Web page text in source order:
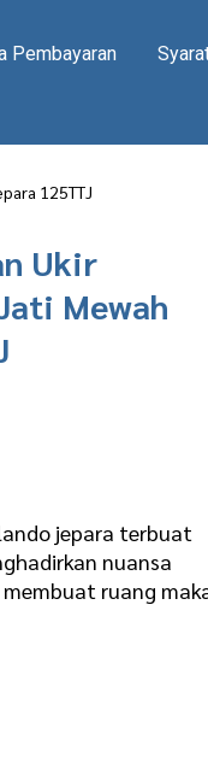
Pembayaran
125TTJ
Ukir
Mewah
jepara terbuat
nuansa
ruang